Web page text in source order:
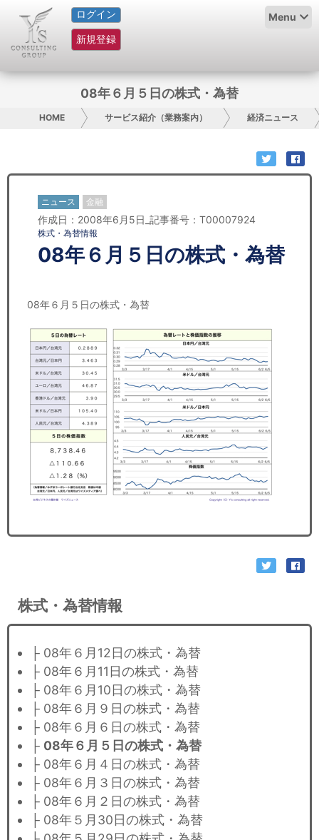
ログイン
新規登録
Menu
HOME
サービス紹介
グループ概要
日本人にPR
コンサルティング
経済ニュース
労務顧問
ＩＴ
飲食店情報
08年６月５日の株式・為替
HOME サービス紹介（業務案内） 経済ニュース
ニュース 金融
作成日：2008年6月5日_記事番号：T00007924
株式・為替情報
08年６月５日の株式・為替
08年６月５日の株式・為替
株式・為替情報
├ 08年６月12日の株式・為替
├ 08年６月11日の株式・為替
├ 08年６月10日の株式・為替
├ 08年６月９日の株式・為替
├ 08年６月６日の株式・為替
├ 08年６月５日の株式・為替
├ 08年６月４日の株式・為替
├ 08年６月３日の株式・為替
├ 08年６月２日の株式・為替
├ 08年５月30日の株式・為替